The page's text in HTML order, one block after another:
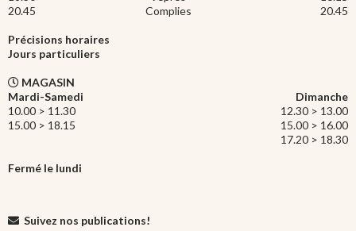
20.45
Complies 20.45
Précisions horaires
Jours particuliers
MAGASIN
Mardi-Samedi
Dimanche
10.00 > 11.30
12.30 > 13.00
15.00 > 18.15
15.00 > 16.00
17.20 > 18.30
Fermé le lundi
Suivez nos publications!